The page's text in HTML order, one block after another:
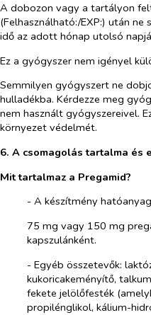
A dobozon vagy a tartályon
(Felhasználható:/EXP:) után
idő az adott hónap utolsó
Ez a gyógyszer nem igényel
Semmilyen gyógyszert ne
hulladékba. Kérdezze meg
nem használt gyógyszereivel.
környezet védelmét.
6. A csomagolás tartalma és
Mit tartalmaz a Pregamid?
-​ A készítmény
75 mg vagy 150 mg
kapszulánként.
-​ Egyéb összetevők:
kukoricakeményítő,
fekete jelölőfesték
propilénglikol, kálium-